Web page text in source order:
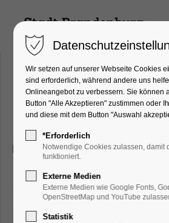
Männerballett -
Party, Feiern, Fest
15.03.2025, 18:00
Wir setzen auf unserer Webseite Cookies
sind erforderlich, während andere uns
Onlineangebot zu verbessern. Sie können
Button "Alle Akzeptieren" zustimmen oder
und diese mit dem Button "Auswahl
*Erforderlich
Notwendige Cookies zulassen, damit
funktioniert.
Externe Medien
Externe Medien wie Google Fonts,
OpenStreetMap und YouTube
Statistik